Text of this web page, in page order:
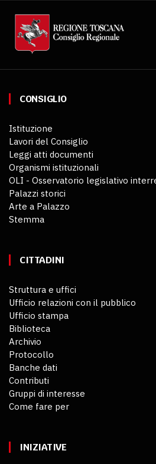
CONSIGLIO
Istituzione
Lavori del Consiglio
Leggi atti documenti
Organismi istituzionali
OLI - Osservatorio legislativo
Palazzi storici
Arte a Palazzo
Stemma
CITTADINI
Struttura e uffici
Ufficio relazioni con il pubblico
Ufficio stampa
Biblioteca
Archivio
Protocollo
Banche dati
Contributi
Gruppi di interesse
Come fare per
INIZIATIVE